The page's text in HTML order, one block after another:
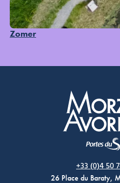
Zomer
+33 (0)4 50
26 Place du Baraty,